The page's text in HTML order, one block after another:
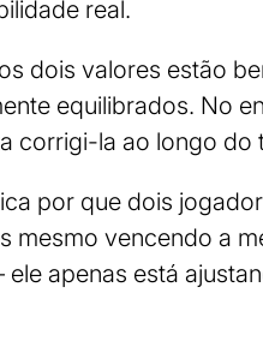
real.
dois valores estão
equilibrados. No
corrigi-la ao longo do
por que dois
mesmo vencendo a
apenas está